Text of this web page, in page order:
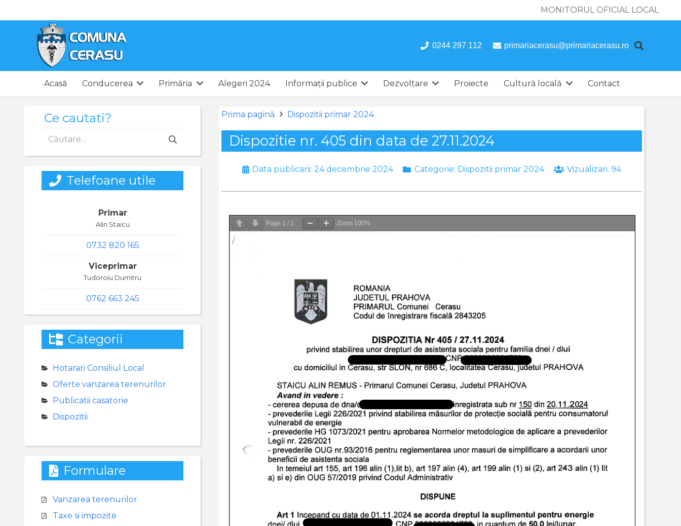
MONITORUL OFICIAL LOCAL
0244 297 112 primariacerasu@primariacerasu.ro
Acasă Conducerea Primăria Alegeri 2024 Informații publice Dezvoltare Proiecte Cultură locală Contact
Prima pagină Dispozitii primar 2024
Dispozitie nr. 405 din data de 27.11.2024
Data publicarii:24 decembrie 2024 Categorie: Dispozitii primar 2024 Vizualizari:94
Page 1 / 1 Zoom 100%
Ce cautati?
după:
Telefoane utile
Primar
Alin Staicu
0732 820 165
Viceprimar
Tudoroiu Dumitru
0762 663 245
Categorii
Hotarari Consiliul Local
Oferte vanzarea terenurilor
Publicatii casatorie
Dispozitii
Formulare
Vanzarea terenurilor
Taxe si impozite